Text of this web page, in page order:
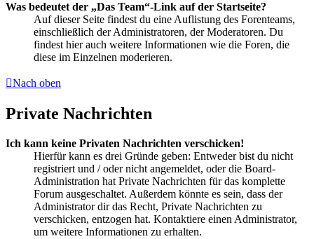
Was bedeutet der „Das Team“-Link auf der Startseite?
Auf dieser Seite findest du eine Auflistung des Forenteams,
einschließlich der Administratoren, der Moderatoren. Du
findest hier auch weitere Informationen wie die Foren, die
diese im Einzelnen moderieren.
Nach oben
Private Nachrichten
Ich kann keine Privaten Nachrichten verschicken!
Hierfür kann es drei Gründe geben: Entweder bist du nicht
registriert und / oder nicht angemeldet, oder die Board-
Administration hat Private Nachrichten für das komplette
Forum ausgeschaltet. Außerdem könnte es sein, dass der
Administrator dir das Recht, Private Nachrichten zu
verschicken, entzogen hat. Kontaktiere einen Administrator,
um weitere Informationen zu erhalten.